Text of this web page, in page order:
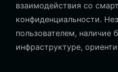
взаимодействия со
конфиденциальности.
пользователем, наличие
инфраструктуре,